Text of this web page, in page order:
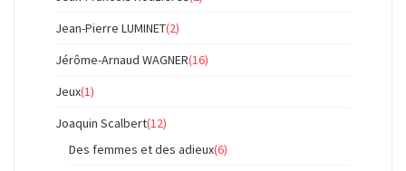
Jean-Pierre LUMINET(2)
Jérôme-Arnaud WAGNER(16)
Jeux(1)
Joaquin Scalbert(12)
Des femmes et des adieux(6)